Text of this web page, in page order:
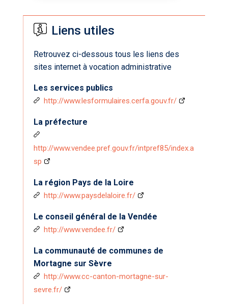
Liens utiles
Retrouvez ci-dessous tous les liens des
sites internet à vocation administrative
Les services publics
http://www.lesformulaires.cerfa.gouv.fr/
La préfecture
http://www.vendee.pref.gouv.fr/intpref85/index.a
sp
La région Pays de la Loire
http://www.paysdelaloire.fr/
Le conseil général de la Vendée
http://www.vendee.fr/
La communauté de communes de
Mortagne sur Sèvre
http://www.cc-canton-mortagne-sur-
sevre.fr/